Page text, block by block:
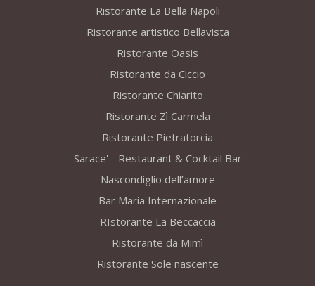
Ristorante La Bella Napoli
Ristorante artistico Bellavista
Ristorante Oasis
Ristorante da Ciccio
Ristorante Chiarito
Ristorante Zì Carmela
Ristorante Pietratorcia
Sarace' - Restaurant & Cocktail Bar
Nascondiglio dell’amore
Bar Maria Internazionale
RIstorante La Beccaccia
Ristorante da Mimì
Ristorante Sole nascente